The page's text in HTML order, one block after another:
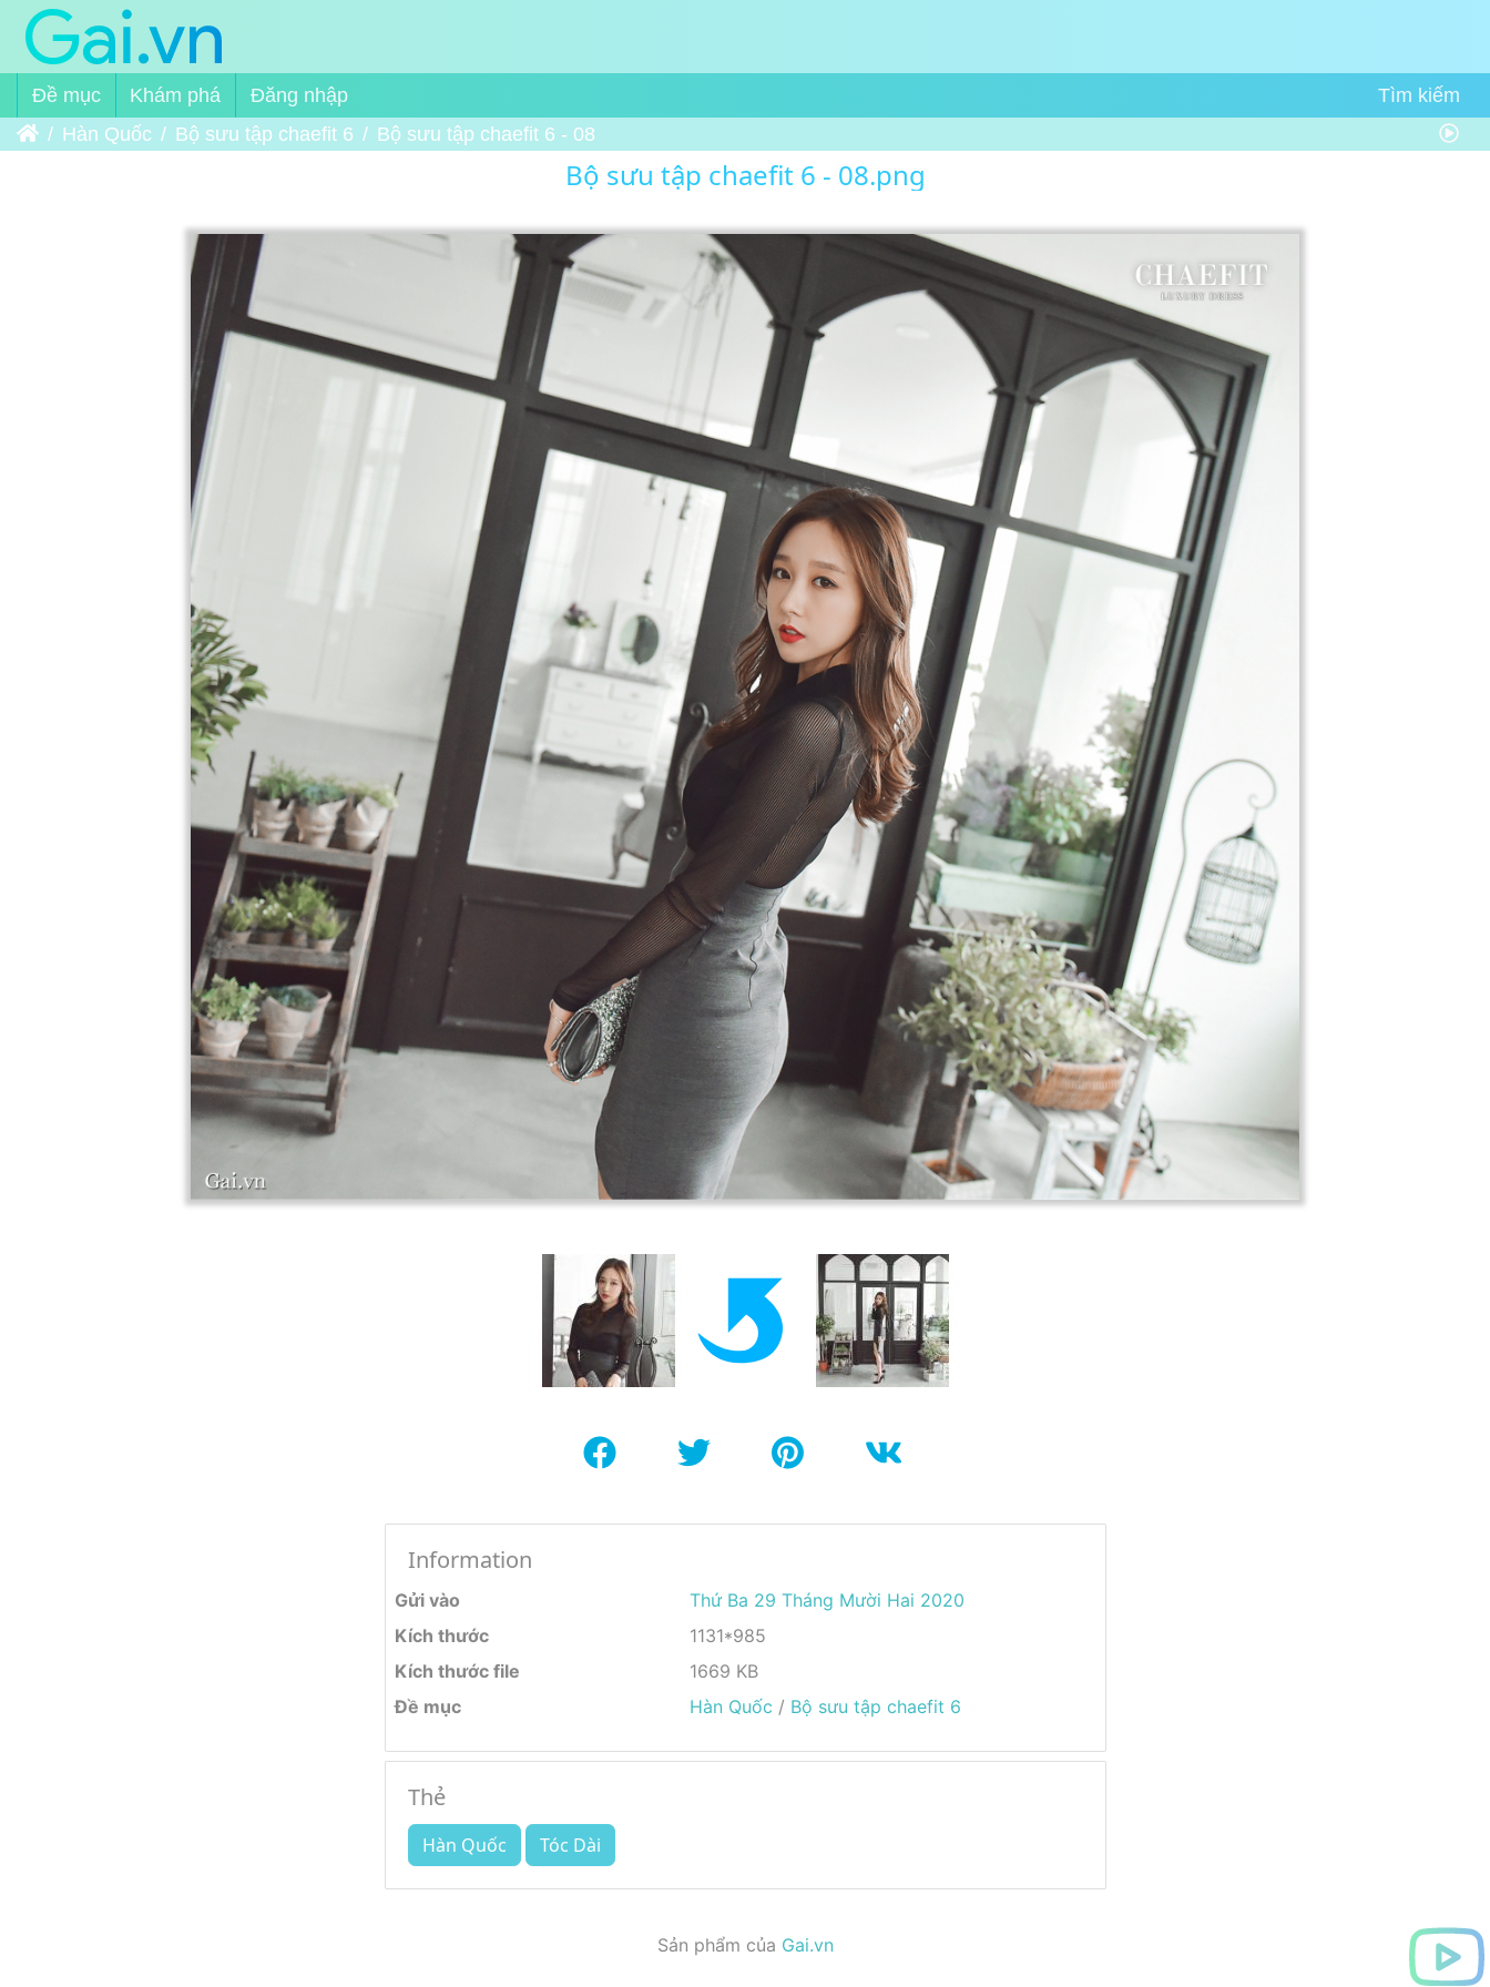
Đề mục Khám phá
Đăng nhập
Trang chủHàn Quốc Bộ sưu tập chaefit 6 Bộ sưu tập chaefit 6 - 08
Bộ sưu tập chaefit 6 - 08.png
Information
Gửi vào
Thứ Ba 29 Tháng Mười Hai 2020
Kích thước
1131*985
Kích thước file
1669 KB
Đề mục
Hàn Quốc / Bộ sưu tập chaefit 6
Thẻ
Hàn Quốc Tóc Dài
Sản phẩm của Gai.vn